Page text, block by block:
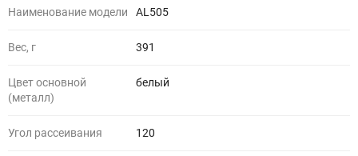
Наименование модели AL505
Вес, г 391
Цвет основной
(металл)
белый
Угол рассеивания 120